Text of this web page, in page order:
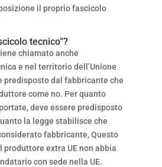
il proprio fascicolo
tecnico”?
chiamato anche
e nel territorio dell’Unione
predisposto dal fabbricante che
come no. Per quanto
deve essere predisposto
la legge stabilisce che
fabbricante, Questo
produttore extra UE non abbia
con sede nella UE.